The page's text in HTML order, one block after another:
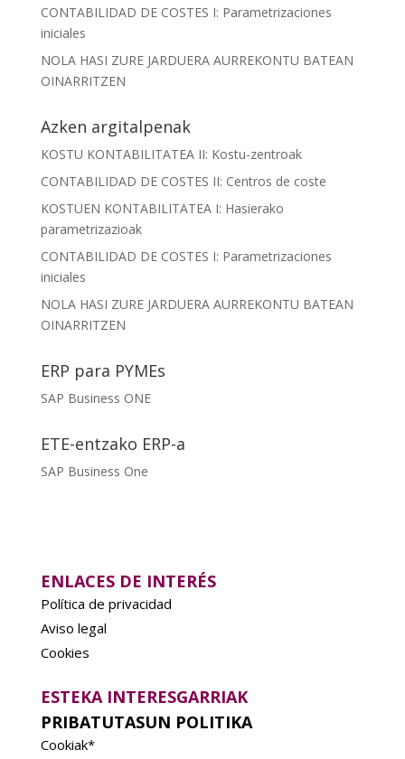
CONTABILIDAD DE COSTES I: Parametrizaciones
iniciales
NOLA HASI ZURE JARDUERA AURREKONTU BATEAN
OINARRITZEN
Azken argitalpenak
KOSTU KONTABILITATEA II: Kostu-zentroak
CONTABILIDAD DE COSTES II: Centros de coste
KOSTUEN KONTABILITATEA I: Hasierako
parametrizazioak
CONTABILIDAD DE COSTES I: Parametrizaciones
iniciales
NOLA HASI ZURE JARDUERA AURREKONTU BATEAN
OINARRITZEN
ERP para PYMEs
SAP Business ONE
ETE-entzako ERP-a
SAP Business One
ENLACES DE INTERÉS
Política de privacidad
Aviso legal
Cookies
ESTEKA INTERESGARRIAK
PRIBATUTASUN POLITIKA
Cookiak*